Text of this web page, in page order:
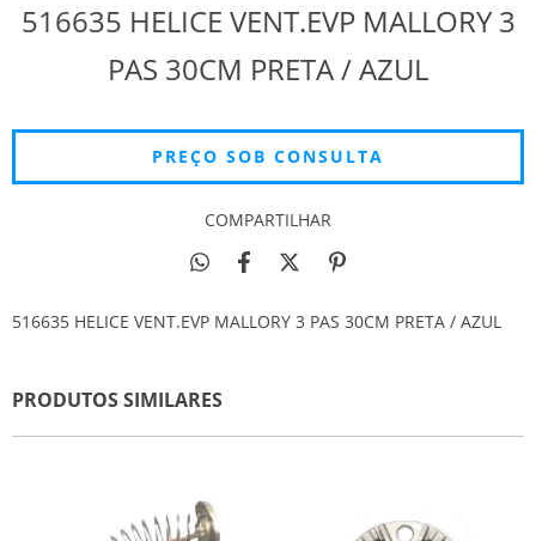
516635 HELICE VENT.EVP MALLORY 3
PAS 30CM PRETA / AZUL
COMPARTILHAR
516635 HELICE VENT.EVP MALLORY 3 PAS 30CM PRETA / AZUL
PRODUTOS SIMILARES